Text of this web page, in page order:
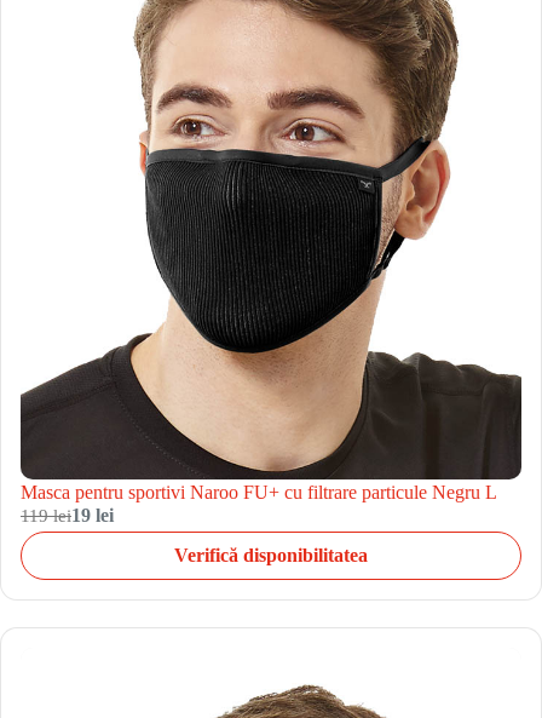
Masca pentru sportivi Naroo FU+ cu filtrare particule Negru L
119 lei19 lei
Verifică disponibilitatea